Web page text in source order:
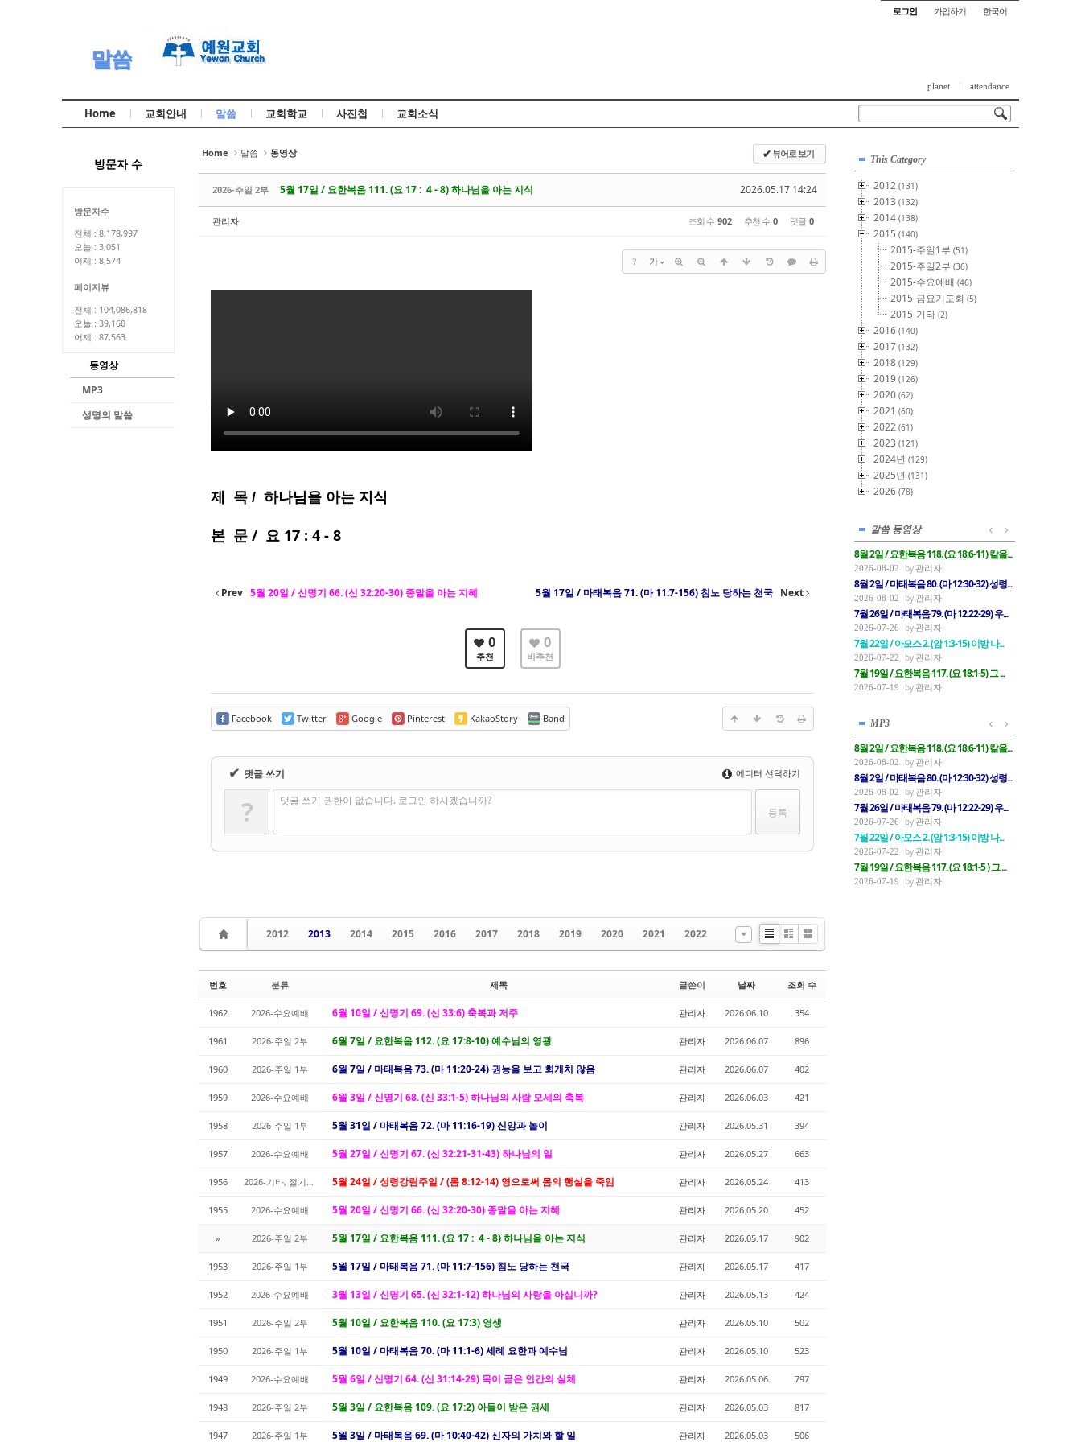
로그인 가입하기 한국어
말씀
planet attendance
Home 교회안내 말씀 교회학교 사진첩 교회소식
방문자 수
방문자수
전체 : 8,178,997
오늘 : 3,051
어제 : 8,574
페이지뷰
전체 : 104,086,818
오늘 : 39,160
어제 : 87,563
동영상
MP3
생명의 말씀
Home 말씀 동영상 ✔뷰어로 보기
2026-주일 2부 2026.05.17 14:24
5월 17일 / 요한복음 111. (요 17 : 4 - 8) 하나님을 아는 지식
관리자 조회 수 902 추천 수 0 댓글 0
? 가
제 목 / 하나님을 아는 지식
본 문 / 요 17 : 4 - 8
Prev 5월 20일 / 신명기 66. (신 32:20-30) 종말을 아는 지혜 5월 17일 / 마태복음 71. (마 11:7-156) 침노 당하는 천국 Next
0
추천
0
비추천
Facebook Twitter Google Pinterest KakaoStory Band
✔ 댓글 쓰기 에디터 선택하기
? 댓글 쓰기 권한이 없습니다. 로그인 하시겠습니까?
2012 2013 2014 2015 2016 2017 2018 2019 2020 2021
2022
ListZineGallery
번호 분류 제목 글쓴이 날짜 조회 수
1962 2026-수요예배 6월 10일 / 신명기 69. (신 33:6) 축복과 저주 관리자 2026.06.10 354
1961 2026-주일 2부 6월 7일 / 요한복음 112. (요 17:8-10) 예수님의 영광 관리자 2026.06.07 896
1960 2026-주일 1부 6월 7일 / 마태복음 73. (마 11:20-24) 권능을 보고 회개치 않음 관리자 2026.06.07 402
1959 2026-수요예배 6월 3일 / 신명기 68. (신 33:1-5) 하나님의 사람 모세의 축복 관리자 2026.06.03 421
1958 2026-주일 1부 5월 31일 / 마태복음 72. (마 11:16-19) 신앙과 놀이 관리자 2026.05.31 394
1957 2026-수요예배 5월 27일 / 신명기 67. (신 32:21-31-43) 하나님의 일 관리자 2026.05.27 663
1956 2026-기타, 절기예배 5월 24일 / 성령강림주일 / (롬 8:12-14) 영으로써 몸의 행실을 죽임 관리자 2026.05.24 413
1955 2026-수요예배 5월 20일 / 신명기 66. (신 32:20-30) 종말을 아는 지혜 관리자 2026.05.20 452
» 2026-주일 2부 5월 17일 / 요한복음 111. (요 17 : 4 - 8) 하나님을 아는 지식 관리자 2026.05.17 902
1953 2026-주일 1부 5월 17일 / 마태복음 71. (마 11:7-156) 침노 당하는 천국 관리자 2026.05.17 417
1952 2026-수요예배 3월 13일 / 신명기 65. (신 32:1-12) 하나님의 사랑을 아십니까? 관리자 2026.05.13 424
1951 2026-주일 2부 5월 10일 / 요한복음 110. (요 17:3) 영생 관리자 2026.05.10 502
1950 2026-주일 1부 5월 10일 / 마태복음 70. (마 11:1-6) 세례 요한과 예수님 관리자 2026.05.10 523
1949 2026-수요예배 5월 6일 / 신명기 64. (신 31:14-29) 목이 곧은 인간의 실체 관리자 2026.05.06 797
1948 2026-주일 2부 5월 3일 / 요한복음 109. (요 17:2) 아들이 받은 권세 관리자 2026.05.03 817
1947 2026-주일 1부 5월 3일 / 마태복음 69. (마 10:40-42) 신자의 가치와 할 일 관리자 2026.05.03 506
This Category
2012 (131)
2013 (132)
2014 (138)
2015 (140)
2015-주일1부 (51)
2015-주일2부 (36)
2015-수요예배 (46)
2015-금요기도회 (5)
2015-기타 (2)
2016 (140)
2017 (132)
2018 (129)
2019 (126)
2020 (62)
2021 (60)
2022 (61)
2023 (121)
2024년 (129)
2025년 (131)
2026 (78)
말씀 동영상
8월 2일 / 요한복음 118. (요 18:6-11) 칼을...
2026-08-02 관리자
8월 2일 / 마태복음 80. (마 12:30-32) 성령...
2026-08-02 관리자
7월 26일 / 마태복음 79. (마 12:22-29) 우...
2026-07-26 관리자
7월 22일 / 아모스 2. (암 1:3-15) 이방 나...
2026-07-22 관리자
7월 19일 / 요한복음 117. (요 18:1-5) 그 ...
2026-07-19 관리자
MP3
8월 2일 / 요한복음 118. (요 18:6-11) 칼을...
2026-08-02 관리자
8월 2일 / 마태복음 80. (마 12:30-32) 성령...
2026-08-02 관리자
7월 26일 / 마태복음 79. (마 12:22-29) 우...
2026-07-26 관리자
7월 22일 / 아모스 2. (암 1:3-15) 이방 나...
2026-07-22 관리자
7월 19일 / 요한복음 117. (요 18:1-5 ) 그 ...
2026-07-19 관리자
Sketchbook5, 스케치북5
Sketchbook5, 스케치북5
Sketchbook5, 스케치북5
Sketchbook5, 스케치북5